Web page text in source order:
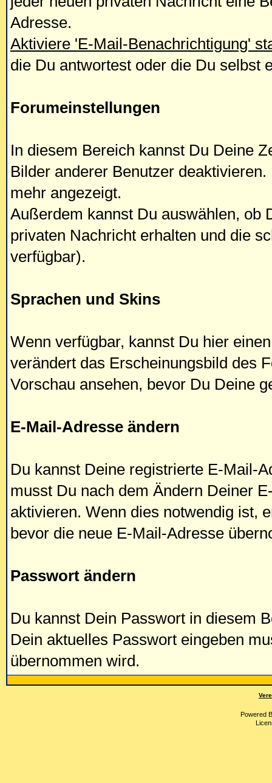
Adresse.
Aktiviere 'E-Mail-Benachrichtigung'
die Du antwortest oder die Du selbst
Forumeinstellungen
In diesem Bereich kannst Du Deine
Bilder anderer Benutzer
mehr angezeigt.
Außerdem kannst Du auswählen, ob
privaten Nachricht erhalten und die
verfügbar).
Sprachen und Skins
Wenn verfügbar, kannst Du hier
verändert das Erscheinungsbild des
Vorschau ansehen, bevor Du Deine
E-Mail-Adresse ändern
Du kannst Deine registrierte E-Mail-
musst Du nach dem Ändern Deiner
aktivieren. Wenn dies notwendig ist,
bevor die neue E-Mail-Adresse
Passwort ändern
Du kannst Dein Passwort in diesem
Dein aktuelles Passwort eingeben
übernommen wird.
Powered